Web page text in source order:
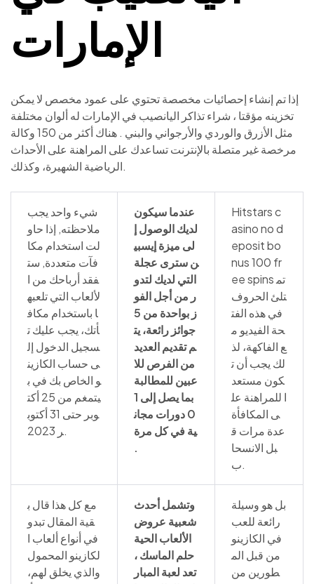
الإمارات
إذا تم إنشاء إحصائيات مخصصة تحتوي على عمود مخصص لا يمكن
تخزينه مؤقتا ، شراء تذاكر اليانصيب في الإمارات له ألوان مختلفة
مثل الأزرق والوردي والأرجواني والبني . هناك أكثر من 150 وكالة
مرخصة غير متصلة بالإنترنت تساعدك على المراهنة على الأحداث
الرياضية الشهيرة، وكذلك.
شيء واحد يجب
ملاحظته, إذا حاو
لت استخدام مكا
فآت متعددة, ست
فقد أرباحك من ا
لألعاب التي تلعبه
ا باستخدام مكاف
أتك، يجب عليك ت
سجيل الدخول إل
ى حساب الكازين
و الخاص بك في ب
يتمغم من 25 أكت
وبر حتى 31 أكتوب
ر 2023.
عندما سيكون
لديك الوصول إ
لى ميزة إيسبي
ن سترى عجلة
التي لديك لتدو
ر من أجل الفو
ز بواحدة من 5
جوائز رائعة، يت
م تقديم العديد
من الفرص للا
عبين للمطالبة
بما يصل إلى 1
0 دورات مجان
ية في كل مرة
.
Hitstars c
asino no d
eposit bo
nus 100 fr
ee spins تم
تلئ الحروف
في هذه الفت
حة الفيديو م
ع الفاكهة، لذ
لك يجب أن ت
كون مستعد
ا للمراهنة عل
ى المكافأة
عدة مرات ق
بل الانسحا
ب.
مع كل هذا قال ب
قية المقال تبدو
في أنواع ألعاب ا
لكازينو المحمول
والذي يخلق لهم،
وتشمل أحدث
شعبية عروض
الألعاب الحية
حلم الماسك ،
تعد لعبة المبار
بل هو وسيلة
رائعة للعب
في الكازينو
من قبل الم
طورين من